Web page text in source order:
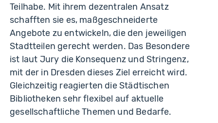
Teilhabe. Mit ihrem dezentralen Ansatz
schafften sie es, maßgeschneiderte
Angebote zu entwickeln, die den jeweiligen
Stadtteilen gerecht werden. Das Besondere
ist laut Jury die Konsequenz und Stringenz,
mit der in Dresden dieses Ziel erreicht wird.
Gleichzeitig reagierten die Städtischen
Bibliotheken sehr flexibel auf aktuelle
gesellschaftliche Themen und Bedarfe.